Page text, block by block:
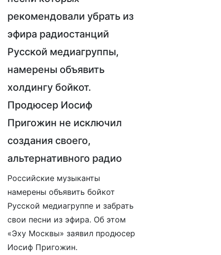
рекомендовали убрать из
эфира радиостанций
Русской медиагруппы,
намерены объявить
холдингу бойкот.
Продюсер Иосиф
Пригожин не исключил
создания своего,
альтернативного радио
Российские музыканты
намерены объявить бойкот
Русской медиагруппе и забрать
свои песни из эфира. Об этом
«Эху Москвы» заявил продюсер
Иосиф Пригожин.